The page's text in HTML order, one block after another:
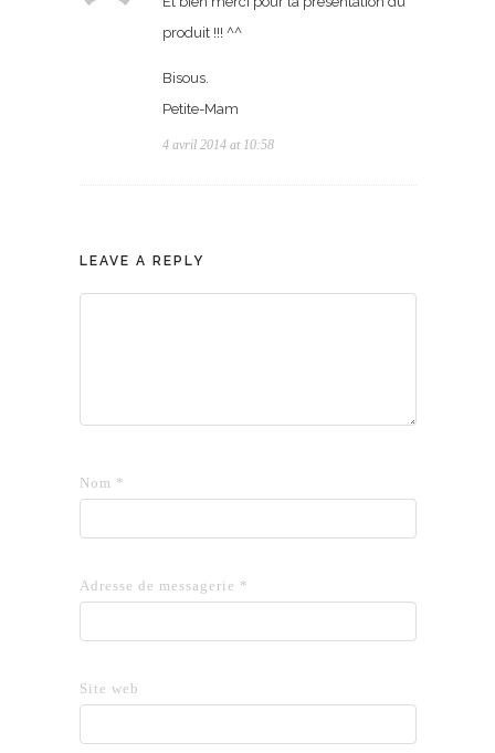
produit !!! ^^
Bisous.
Petite-Mam
4 avril 2014 at 10:58
LEAVE A REPLY
Nom *
Adresse de messagerie *
Site web